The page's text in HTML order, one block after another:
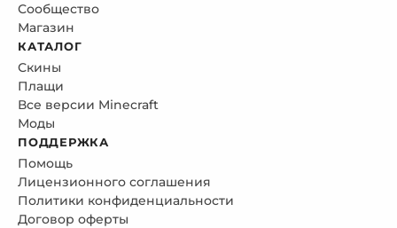
Сообщество
Магазин
КАТАЛОГ
Скины
Плащи
Все версии Minecraft
Моды
ПОДДЕРЖКА
Помощь
Лицензионного соглашения
Политики конфиденциальности
Договор оферты